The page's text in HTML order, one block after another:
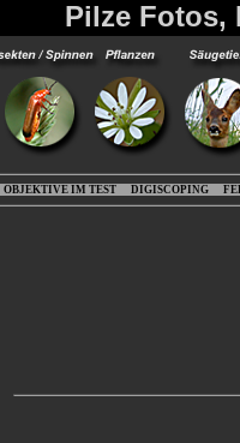
Pilze Fotos,
OBJEKTIVE IM TEST DIGISCOPING